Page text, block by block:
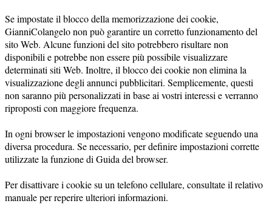
Se impostate il blocco della memorizzazione dei cookie,
GianniColangelo non può garantire un corretto funzionamento del
sito Web. Alcune funzioni del sito potrebbero risultare non
disponibili e potrebbe non essere più possibile visualizzare
determinati siti Web. Inoltre, il blocco dei cookie non elimina la
visualizzazione degli annunci pubblicitari. Semplicemente, questi
non saranno più personalizzati in base ai vostri interessi e verranno
riproposti con maggiore frequenza.
In ogni browser le impostazioni vengono modificate seguendo una
diversa procedura. Se necessario, per definire impostazioni corrette
utilizzate la funzione di Guida del browser.
Per disattivare i cookie su un telefono cellulare, consultate il relativo
manuale per reperire ulteriori informazioni.